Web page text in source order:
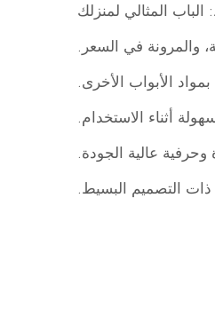
المثالي لمنزلك
والمرونة في السعر.
الأبواب الأخرى.
أثناء الاستخدام.
عالية الجودة.
التصميم البسيط.